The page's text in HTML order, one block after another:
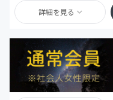
詳細を見る